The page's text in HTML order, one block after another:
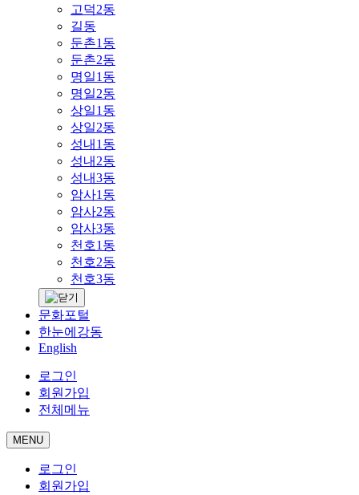
고덕2동
길동
둔촌1동
둔촌2동
명일1동
명일2동
상일1동
상일2동
성내1동
성내2동
성내3동
암사1동
암사2동
암사3동
천호1동
천호2동
천호3동
문화포털
한눈에강동
English
로그인
회원가입
전체메뉴
MENU
로그인
회원가입